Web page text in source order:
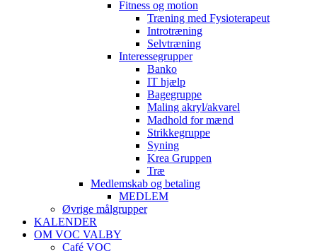
Fitness og motion
Træning med Fysioterapeut
Introtræning
Selvtræning
Interessegrupper
Banko
IT hjælp
Bagegruppe
Maling akryl/akvarel
Madhold for mænd
Strikkegruppe
Syning
Krea Gruppen
Træ
Medlemskab og betaling
MEDLEM
Øvrige målgrupper
KALENDER
OM VOC VALBY
Café VOC